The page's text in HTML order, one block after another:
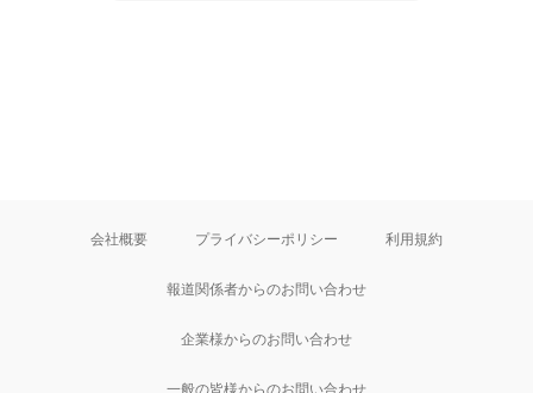
会社概要 プライバシーポリシー 利用規約
報道関係者からのお問い合わせ
企業様からのお問い合わせ